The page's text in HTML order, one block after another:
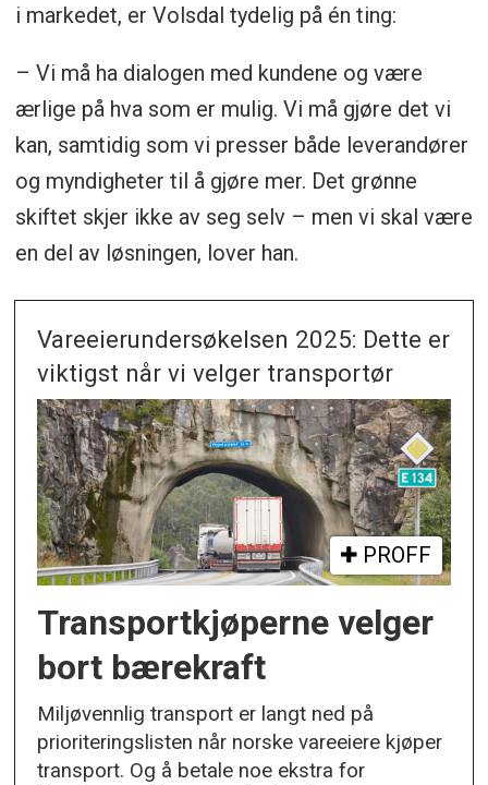
i markedet, er Volsdal tydelig på én ting:
– Vi må ha dialogen med kundene og være
ærlige på hva som er mulig. Vi må gjøre det vi
kan, samtidig som vi presser både leverandører
og myndigheter til å gjøre mer. Det grønne
skiftet skjer ikke av seg selv – men vi skal være
en del av løsningen, lover han.
Vareeierundersøkelsen 2025: Dette er
viktigst når vi velger transportør
PROFF
Transportkjøperne velger
bort bærekraft
Miljøvennlig transport er langt ned på
prioriteringslisten når norske vareeiere kjøper
transport. Og å betale noe ekstra for